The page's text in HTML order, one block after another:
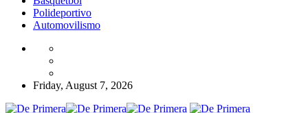
Polideportivo
Automovilismo
Friday, August 7, 2026